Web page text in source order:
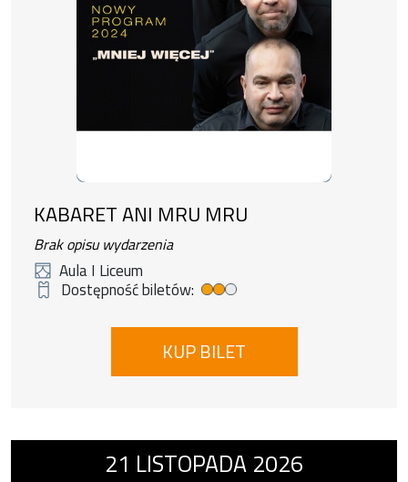
KABARET ANI MRU MRU
Brak opisu wydarzenia
Aula I Liceum
Dostępność biletów:
Średnia dostępność biletów
KUP BILET
Wydarzenie numer 11: SCEPTIC + THY
21 LISTOPADA 2026